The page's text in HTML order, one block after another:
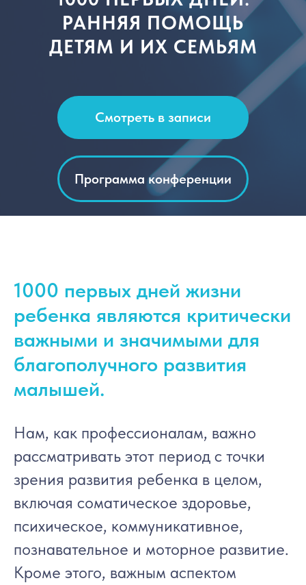
РАННЯЯ ПОМОЩЬ
ДЕТЯМ И ИХ СЕМЬЯМ
Смотреть в записи
Программа конференции
1000 первых дней жизни
ребенка являются критически
важными и значимыми для
благополучного развития
малышей.
Нам, как профессионалам, важно
рассматривать этот период с точки
зрения развития ребенка в целом,
включая соматическое здоровье,
психическое, коммуникативное,
познавательное и моторное развитие.
Кроме этого, важным аспектом